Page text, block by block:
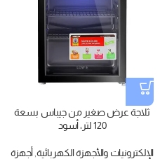
ثلاجة عرض صغير من جيباس بسعة
120 لتر، أسود
الإلكترونيات والأجهزة الكهربائية أجهزة